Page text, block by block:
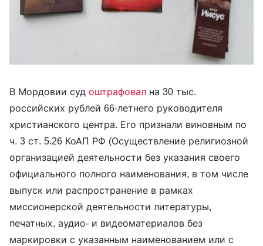
В Мордовии суд оштрафовал на 30 тыс.
российских рублей 66-летнего руководителя
христианского центра. Его признали виновным по
ч. 3 ст. 5.26 КоАП РФ (Осуществление религиозной
организацией деятельности без указания своего
официального полного наименования, в том числе
выпуск или распространение в рамках
миссионерской деятельности литературы,
печатных, аудио- и видеоматериалов без
маркировки с указанным наименованием или с